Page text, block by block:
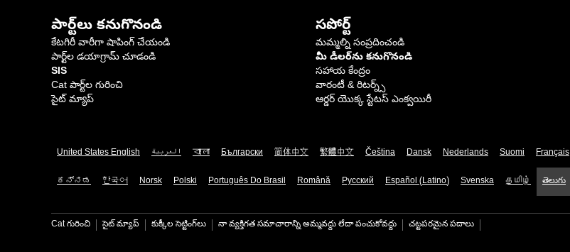
పార్ట్‌లు కనుగొనండి
కేటగిరీ వారీగా షాపింగ్ చేయండి
పార్ట్‌ల డయాగ్రామ్ చూడండి
SIS
Cat పార్ట్‌ల గురించి
సైట్ మ్యాప్
సపోర్ట్
మమ్మల్ని సంప్రదించండి
మీ డీలర్‌ను కనుగొనండి
సహాయ కేంద్రం
వారంటీ & రిటర్న్స్
ఆర్డర్ యొక్క స్టేటస్ ఎంక్వయిరీ
United States English العربية বাংলা Български 简体中文 繁體中文 Čeština Dansk Nederlands Suomi Français
ಕನ್ನಡ 한국어 Norsk Polski Português Do Brasil Română Русский Español (Latino) Svenska தமிழ் తెలుగు
Cat గురించి సైట్ మ్యాప్ కుక్కీల సెట్టింగ్‌లు నా వ్యక్తిగత సమాచారాన్ని అమ్మవద్దు లేదా పంచుకోవద్దు చట్టపరమైన పదాలు